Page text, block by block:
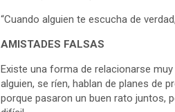
“Cuando alguien te escucha de
AMISTADES FALSAS
Existe una forma de relacionarse
alguien, se ríen, hablan de planes de
porque pasaron un buen rato juntos,